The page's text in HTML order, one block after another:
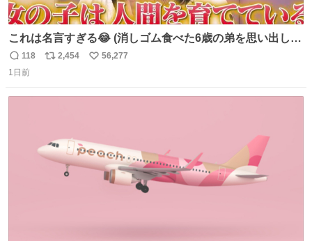
これは名言すぎる😂 (消しゴム食べた6歳の弟を思い出しな
がら)
返
信
118
リ
2,454
い
56,277
1日前